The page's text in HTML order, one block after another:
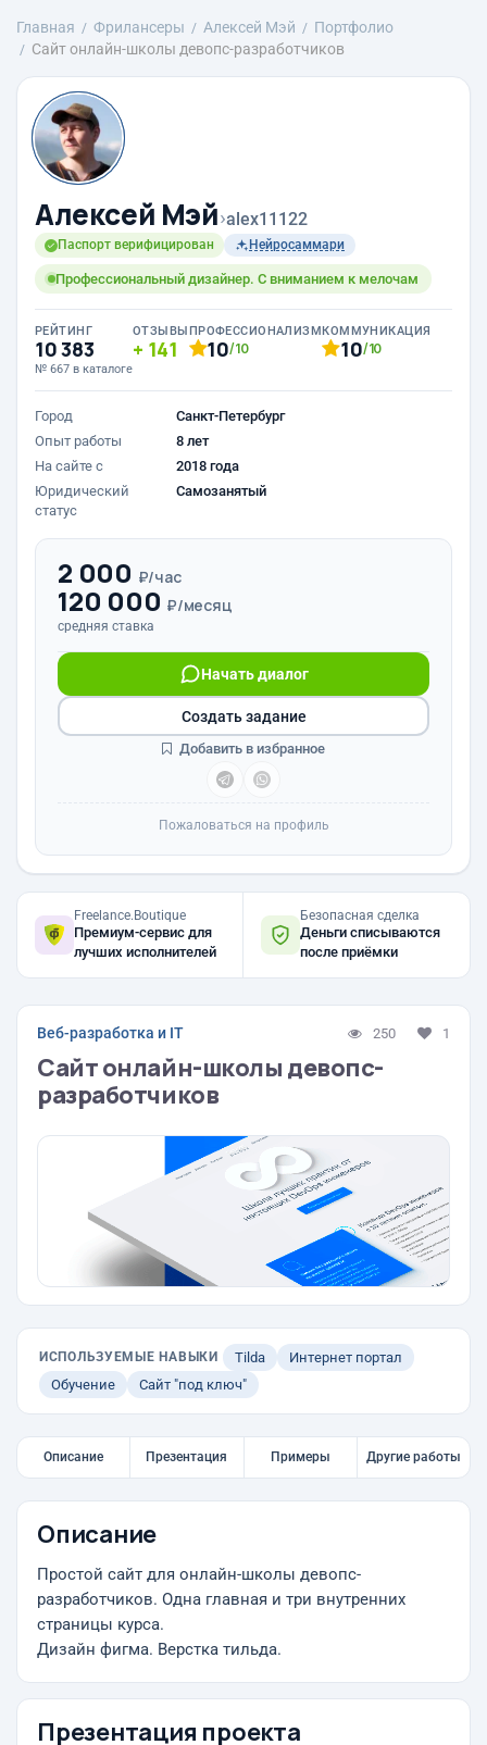
Главная Фрилансеры Алексей Мэй
Портфолио
Сайт онлайн-школы девопс-разработчиков
Алексей Мэй›alex11122
Паспорт верифицирован Нейросаммари
Профессиональный дизайнер. С вниманием к мелочам
РЕЙТИНГ
10 383
№ 667 в каталоге
ОТЗЫВЫ
141
ПРОФЕССИОНАЛИЗМ
10/10
КОММУНИКАЦИЯ
10/10
Город
Санкт-Петербург
Опыт работы
8 лет
На сайте с
2018 года
Юридический
статус
Самозанятый
2 000 ₽/час
120 000 ₽/месяц
средняя ставка
Начать диалог
Создать задание
Добавить в избранное
Пожаловаться на профиль
Freelance.Boutique
Премиум-сервис для
лучших исполнителей
Безопасная сделка
Деньги списываются
после приёмки
Веб-разработка и IT 250 1
Сайт онлайн-школы девопс-
разработчиков
ИСПОЛЬЗУЕМЫЕ НАВЫКИ Tilda
Интернет портал
Обучение
Сайт "под ключ"
Описание Презентация Примеры Другие работы
Описание
Простой сайт для онлайн-школы девопс-
разработчиков. Одна главная и три внутренних
страницы курса.
Дизайн фигма. Верстка тильда.
Презентация проекта